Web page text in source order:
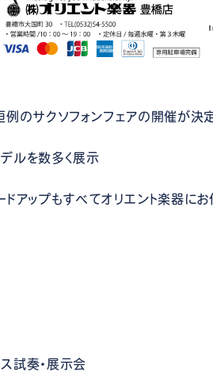
例のサクソフォンフェアの開催が決定
ルを数多く展示
アップもすべてオリエント楽器にお任
試奏・展示会